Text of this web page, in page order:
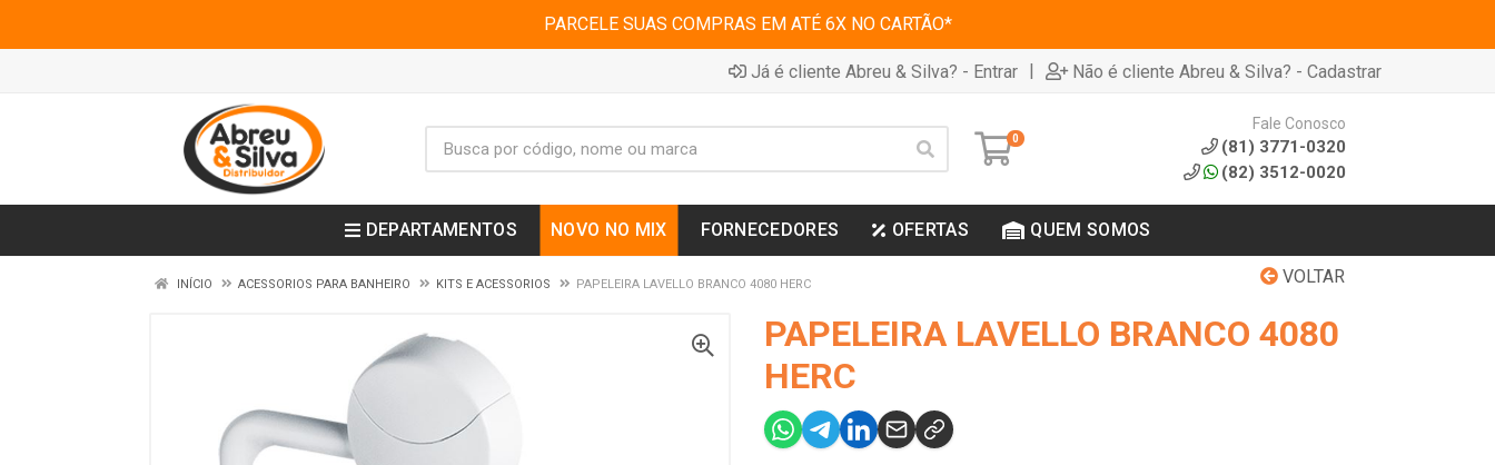
PARCELE SUAS COMPRAS EM ATÉ 6X NO CARTÃO*
Já é cliente Abreu & Silva? - Entrar | Não é cliente Abreu & Silva? - Cadastrar
0
Fale Conosco
(81) 3771-0320
(82) 3512-0020
DEPARTAMENTOS NOVO NO MIX FORNECEDORES OFERTAS QUEM SOMOS
VOLTAR
INÍCIO ACESSORIOS PARA BANHEIRO KITS E ACESSORIOS PAPELEIRA LAVELLO BRANCO 4080 HERC
PAPELEIRA LAVELLO BRANCO 4080
HERC